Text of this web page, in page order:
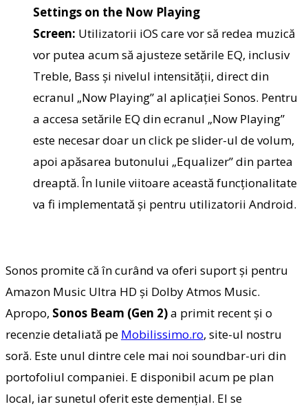
Settings on the Now Playing
Screen: Utilizatorii iOS care vor să redea muzică
vor putea acum să ajusteze setările EQ, inclusiv
Treble, Bass și nivelul intensității, direct din
ecranul „Now Playing” al aplicației Sonos. Pentru
a accesa setările EQ din ecranul „Now Playing”
este necesar doar un click pe slider-ul de volum,
apoi apăsarea butonului „Equalizer” din partea
dreaptă. În lunile viitoare această funcționalitate
va fi implementată și pentru utilizatorii Android.
Sonos promite că în curând va oferi suport și pentru
Amazon Music Ultra HD și Dolby Atmos Music.
Apropo, Sonos Beam (Gen 2)a primit recent și o
recenzie detaliată pe Mobilissimo.ro, site-ul nostru
soră. Este unul dintre cele mai noi soundbar-uri din
portofoliul companiei. E disponibil acum pe plan
local, iar sunetul oferit este demențial. El se